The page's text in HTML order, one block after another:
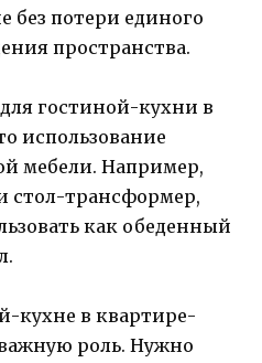
без потери единого
пространства.
гостиной-кухни в
использование
мебели. Например,
стол-трансформер,
как обеденный
кухне в квартире-
роль. Нужно